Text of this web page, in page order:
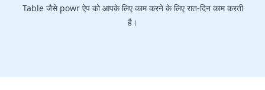
Table जैसे powr ऐप को आपके लिए काम करने के लिए रात-दिन काम करती
है।